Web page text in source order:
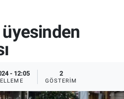
- 12:05 2
GÖSTERIM
ve Fikstür